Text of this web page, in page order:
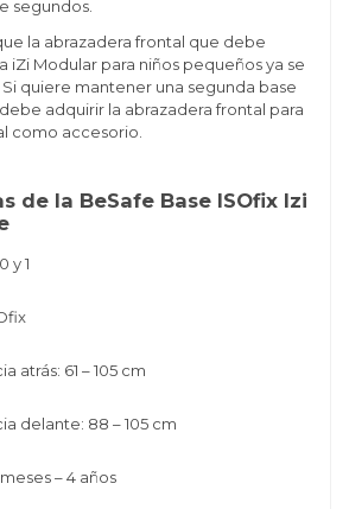
segundos.
la abrazadera frontal que debe
iZi Modular para niños pequeños ya se
Si quiere mantener una segunda base
adquirir la abrazadera frontal para
como accesorio.
de la BeSafe Base ISOfix Izi
y 1
atrás: 61 – 105 cm
delante: 88 – 105 cm
– 4 años